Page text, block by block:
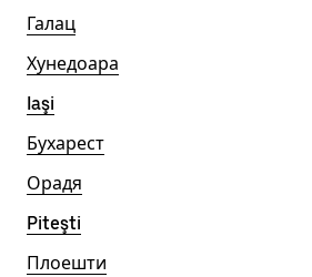
Галац
Хунедоара
Iaşi
Бухарест
Орадя
Piteşti
Плоешти